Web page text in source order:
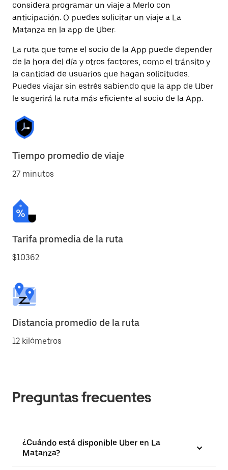
considera programar un viaje a Merlo con
anticipación. O puedes solicitar un viaje a La
Matanza en la app de Uber.
La ruta que tome el socio de la App puede depender
de la hora del día y otros factores, como el tránsito y
la cantidad de usuarios que hagan solicitudes.
Puedes viajar sin estrés sabiendo que la app de Uber
le sugerirá la ruta más eficiente al socio de la App.
Tiempo promedio de viaje
27 minutos
Tarifa promedia de la ruta
$10362
Distancia promedio de la ruta
12 kilómetros
Preguntas frecuentes
¿Cuándo está disponible Uber en La
Matanza?